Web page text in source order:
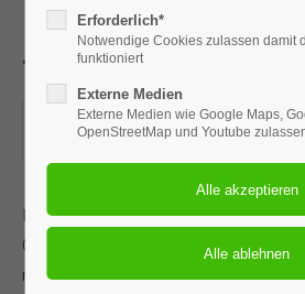
Theorie Klasse A -
02.06.2026
Dieses Ereignis wird an den Terminen
02.06.2026, 06.07.2026 und 1
nächste Ereignis findet statt am
Erforderlich*
Notwendige Cookies zulassen damit
funktioniert
Externe Medien
Externe Medien wie Google Maps,
OpenStreetMap und Youtube